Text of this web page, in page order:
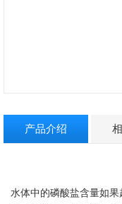
产品介绍
水体中的磷酸盐含量如